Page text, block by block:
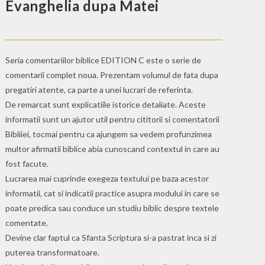
Evanghelia dupa Matei
Seria comentariilor biblice EDITION C este o serie de
comentarii complet noua. Prezentam volumul de fata dupa
pregatiri atente, ca parte a unei lucrari de referinta.
De remarcat sunt explicatiile istorice detaliate. Aceste
informatii sunt un ajutor util pentru cititorii si comentatorii
Bibliiei, tocmai pentru ca ajungem sa vedem profunzimea
multor afirmatii biblice abia cunoscand contextul in care au
fost facute.
Lucrarea mai cuprinde exegeza textului pe baza acestor
informatii, cat si indicatii practice asupra modului in care se
poate predica sau conduce un studiu biblic despre textele
comentate.
Devine clar faptul ca Sfanta Scriptura si-a pastrat inca si zi
puterea transformatoare.